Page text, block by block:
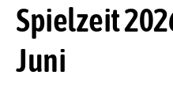
Spielzeit
Juni